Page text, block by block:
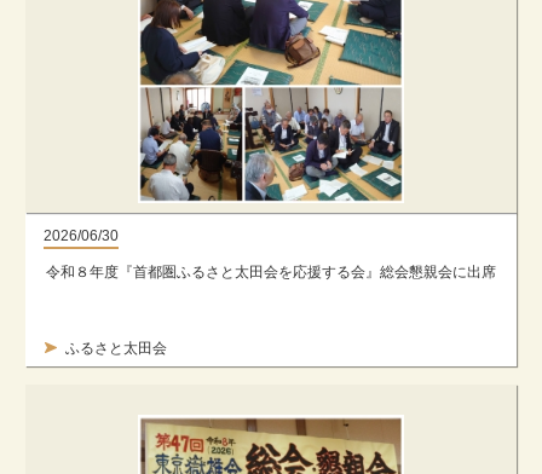
2026/06/30
ふるさと太田会
令和８年度『首都圏ふるさと太田会を応援する会』総会懇親会に出席